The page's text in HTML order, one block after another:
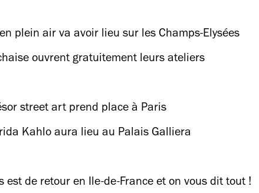
plein air va avoir lieu sur les Champs-Elysées
ouvrent gratuitement leurs ateliers
street art prend place à Paris
Kahlo aura lieu au Palais Galliera
est de retour en Ile-de-France et on vous dit tout !